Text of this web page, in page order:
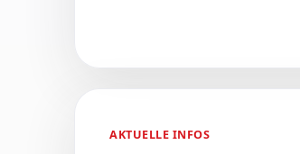
AKTUELLE INFOS